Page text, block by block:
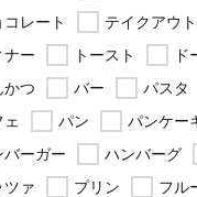
レート
テイクアウト
ナー
トースト
ド
かつ
バー
パスタ
パン
パンケー
バーガー
ハンバーグ
ツァ
プリン
フル